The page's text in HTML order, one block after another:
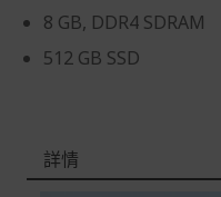
配送服務
本站商品除有特別標示
以選擇配送至全台各地服
在消費者完成訂單付款
8 GB, DDR4 SDRAM
512 GB SSD
詳情